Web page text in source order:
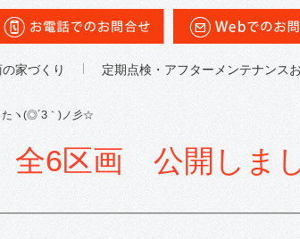
家づくり 定期点検・アフターメンテナンス
たヽ(◎´З｀)ノ彡☆
全6区画 公開しま